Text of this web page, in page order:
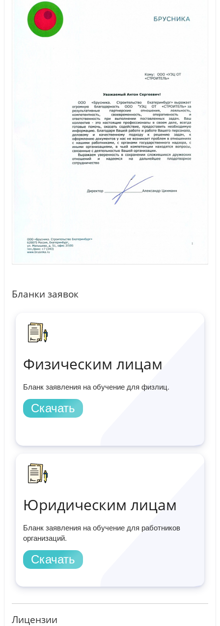
Бланки заявок
Физическим лицам
Бланк заявления на обучение для физлиц.
Скачать
Юридическим лицам
Бланк заявления на обучение для работников
организаций.
Скачать
Лицензии